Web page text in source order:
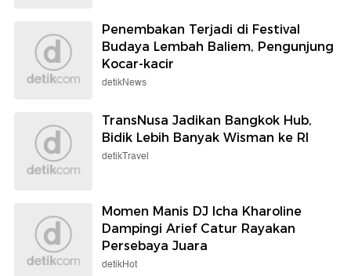
Penembakan Terjadi di Festival
Budaya Lembah Baliem, Pengunjung
Kocar-kacir
detikNews
TransNusa Jadikan Bangkok Hub,
Bidik Lebih Banyak Wisman ke RI
detikTravel
Momen Manis DJ Icha Kharoline
Dampingi Arief Catur Rayakan
Persebaya Juara
detikHot